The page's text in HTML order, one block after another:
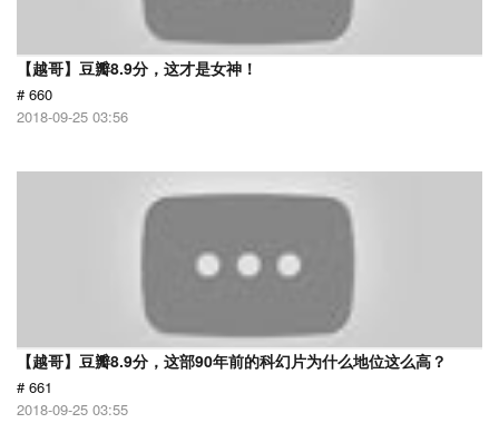
【越哥】豆瓣8.9分，这才是女神！
# 660
2018-09-25 03:56
【越哥】豆瓣8.9分，这部90年前的科幻片为什么地位这么高？
# 661
2018-09-25 03:55